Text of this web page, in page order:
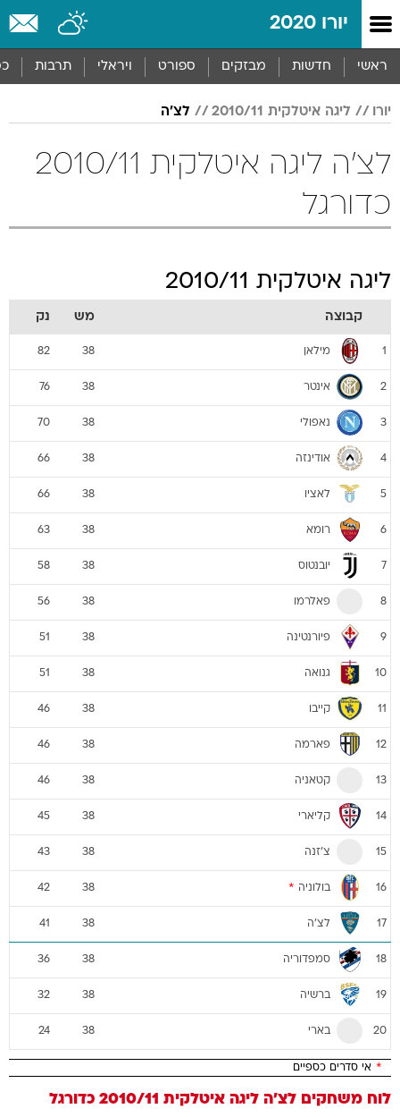
יורו 2020
ראשי חדשות מבזקים ספורט ויראלי תרבות
יורו ליגה איטלקית 2010/11 לצ'ה
לצ'ה ליגה איטלקית 2010/11
כדורגל
ליגה איטלקית 2010/11
קבוצה מש נק
1 מילאן 38
82
2 אינטר 38
76
3 נאפולי 38
70
4 אודינזה 38
66
5 לאציו 38
66
6 רומא 38
63
7 יובנטוס 38
58
8 פאלרמו 38
56
9 פיורנטינה 38
51
10 גנואה 38
51
11 קייבו 38
46
12 פארמה 38
46
13 קטאניה 38
46
14 קליארי 38
45
15 צ'זנה 38
43
16 בולוניה *
38
42
17 לצ'ה 38
41
18 סמפדוריה 38
36
19 ברשיה 38
32
20 בארי 38
24
* אי סדרים כספיים
לוח משחקים לצ'ה ליגה איטלקית 2010/11 כדורגל